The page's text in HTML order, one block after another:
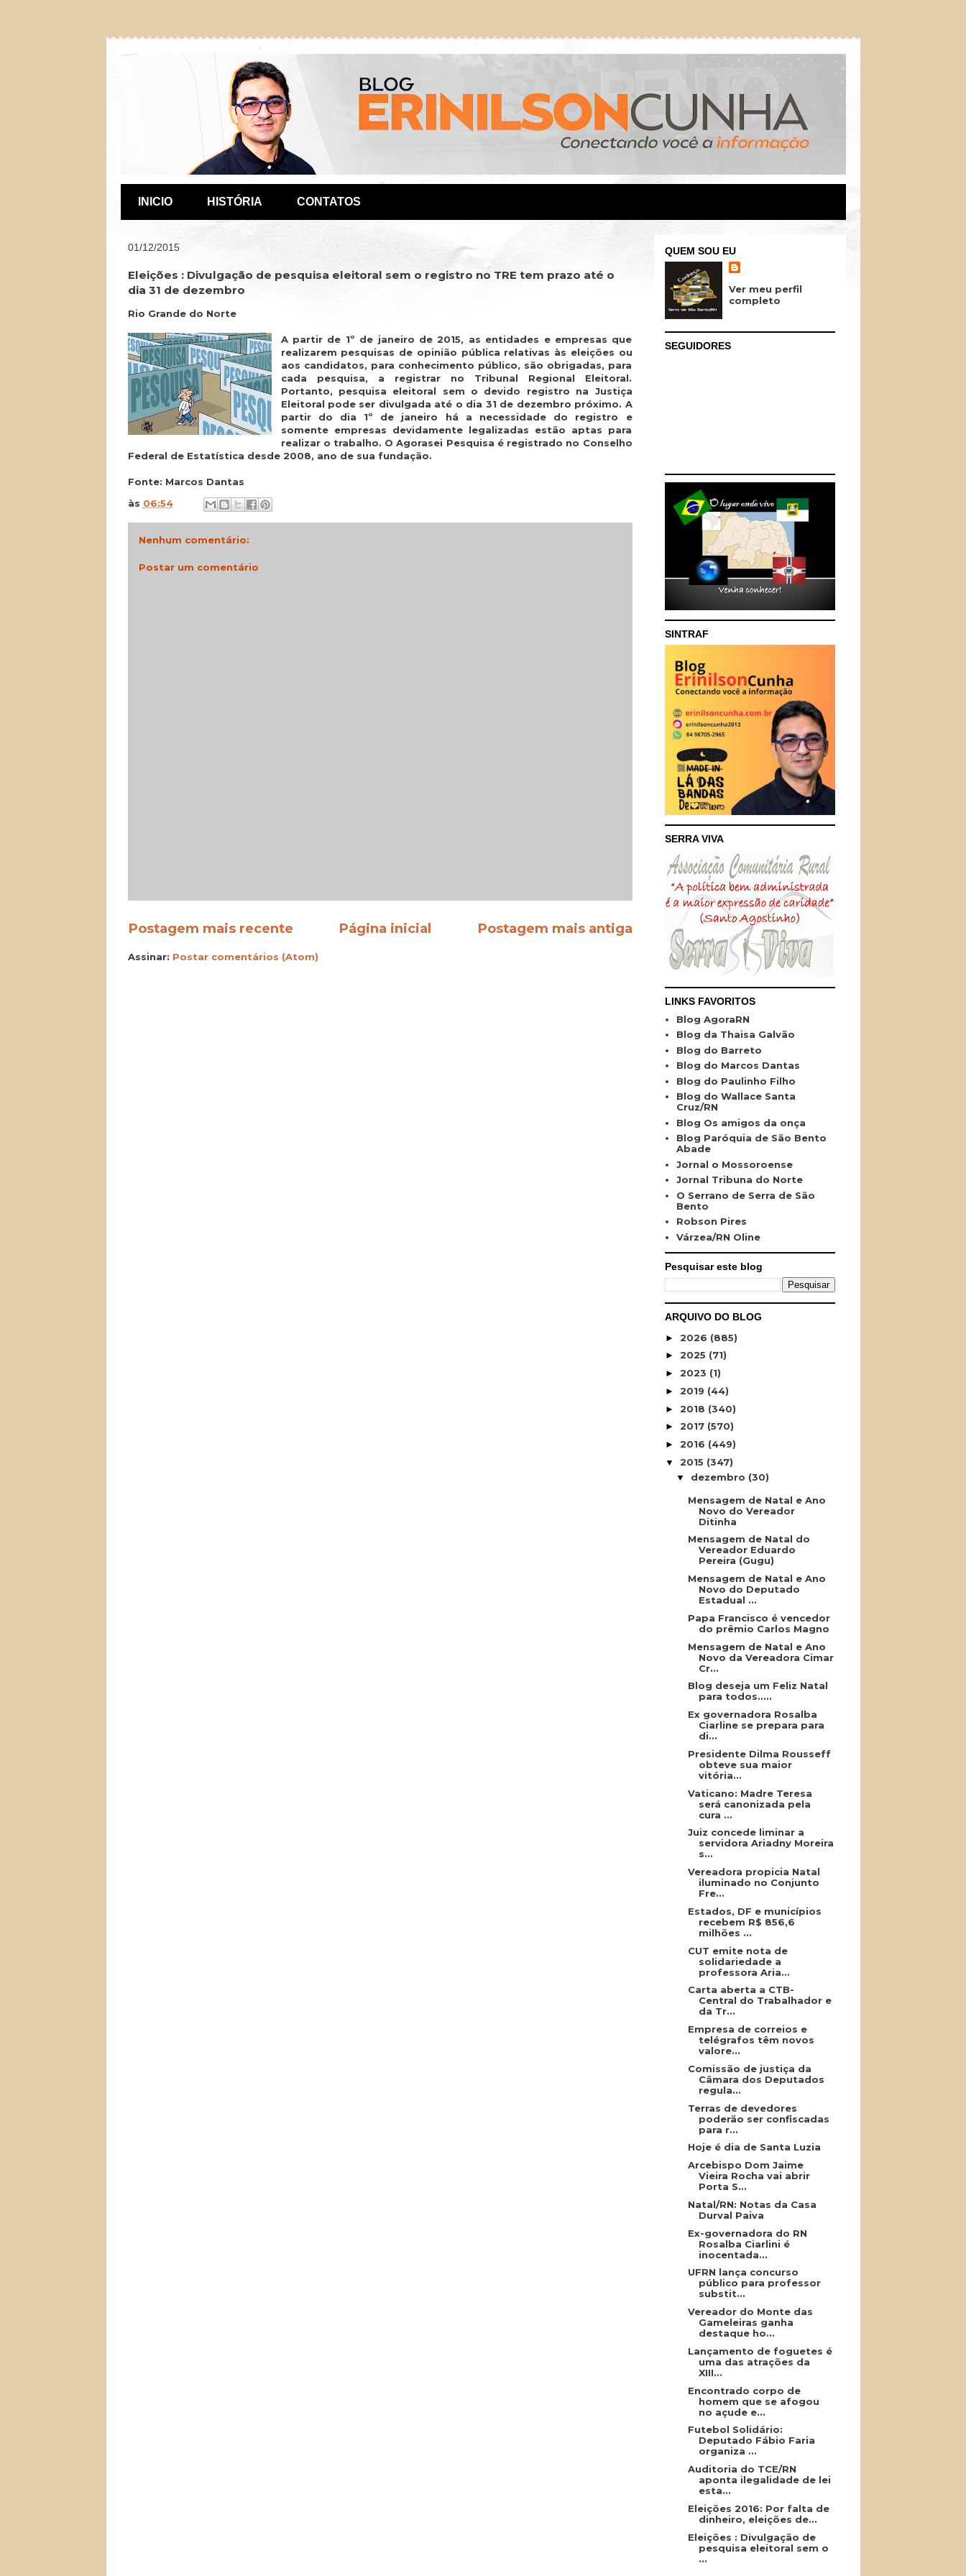
INICIO HISTÓRIA CONTATOS
01/12/2015
Eleições : Divulgação de pesquisa eleitoral sem o registro no TRE tem prazo até o
dia 31 de dezembro
Rio Grande do Norte
A partir de 1º de janeiro de 2015, as entidades e empresas que
realizarem pesquisas de opinião pública relativas às eleições ou
aos candidatos, para conhecimento público, são obrigadas, para
cada pesquisa, a registrar no Tribunal Regional Eleitoral.
Portanto, pesquisa eleitoral sem o devido registro na Justiça
Eleitoral pode ser divulgada até o dia 31 de dezembro próximo. A
partir do dia 1º de janeiro há a necessidade do registro e
somente empresas devidamente legalizadas estão aptas para
realizar o trabalho. O Agorasei Pesquisa é registrado no Conselho
Federal de Estatística desde 2008, ano de sua fundação.
Fonte: Marcos Dantas
às 06:54
Nenhum comentário:
Postar um comentário
Postagem mais recente Postagem mais antiga
Página inicial
Assinar: Postar comentários (Atom)
QUEM SOU EU
Ver meu perfil
completo
SEGUIDORES
SINTRAF
SERRA VIVA
LINKS FAVORITOS
Blog AgoraRN
Blog da Thaisa Galvão
Blog do Barreto
Blog do Marcos Dantas
Blog do Paulinho Filho
Blog do Wallace Santa
Cruz/RN
Blog Os amigos da onça
Blog Paróquia de São Bento
Abade
Jornal o Mossoroense
Jornal Tribuna do Norte
O Serrano de Serra de São
Bento
Robson Pires
Várzea/RN Oline
Pesquisar este blog
ARQUIVO DO BLOG
► 2026 (885)
► 2025 (71)
► 2023 (1)
► 2019 (44)
► 2018 (340)
► 2017 (570)
► 2016 (449)
▼ 2015 (347)
▼ dezembro (30)
Mensagem de Natal e Ano
Novo do Vereador
Ditinha
Mensagem de Natal do
Vereador Eduardo
Pereira (Gugu)
Mensagem de Natal e Ano
Novo do Deputado
Estadual ...
Papa Francisco é vencedor
do prêmio Carlos Magno
Mensagem de Natal e Ano
Novo da Vereadora Cimar
Cr...
Blog deseja um Feliz Natal
para todos.....
Ex governadora Rosalba
Ciarline se prepara para
di...
Presidente Dilma Rousseff
obteve sua maior
vitória...
Vaticano: Madre Teresa
será canonizada pela
cura ...
Juiz concede liminar a
servidora Ariadny Moreira
s...
Vereadora propicia Natal
iluminado no Conjunto
Fre...
Estados, DF e municípios
recebem R$ 856,6
milhões ...
CUT emite nota de
solidariedade a
professora Aria...
Carta aberta a CTB-
Central do Trabalhador e
da Tr...
Empresa de correios e
telégrafos têm novos
valore...
Comissão de justiça da
Câmara dos Deputados
regula...
Terras de devedores
poderão ser confiscadas
para r...
Hoje é dia de Santa Luzia
Arcebispo Dom Jaime
Vieira Rocha vai abrir
Porta S...
Natal/RN: Notas da Casa
Durval Paiva
Ex-governadora do RN
Rosalba Ciarlini é
inocentada...
UFRN lança concurso
público para professor
substit...
Vereador do Monte das
Gameleiras ganha
destaque ho...
Lançamento de foguetes é
uma das atrações da
XIII...
Encontrado corpo de
homem que se afogou
no açude e...
Futebol Solidário:
Deputado Fábio Faria
organiza ...
Auditoria do TCE/RN
aponta ilegalidade de lei
esta...
Eleições 2016: Por falta de
dinheiro, eleições de...
Eleições : Divulgação de
pesquisa eleitoral sem o
...